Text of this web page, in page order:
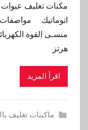
مكنات تغليف
هرتز
اقرأ المزيد
ماكينات تغليف